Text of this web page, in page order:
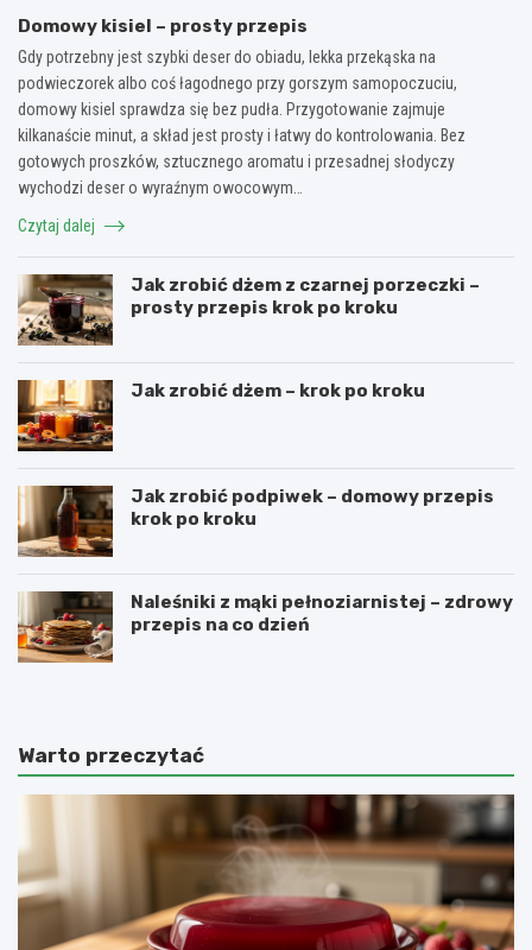
Domowy kisiel – prosty przepis
Gdy potrzebny jest szybki deser do obiadu, lekka przekąska na
podwieczorek albo coś łagodnego przy gorszym samopoczuciu,
domowy kisiel sprawdza się bez pudła. Przygotowanie zajmuje
kilkanaście minut, a skład jest prosty i łatwy do kontrolowania. Bez
gotowych proszków, sztucznego aromatu i przesadnej słodyczy
wychodzi deser o wyraźnym owocowym…
Czytaj dalej
Jak zrobić dżem z czarnej porzeczki –
prosty przepis krok po kroku
Jak zrobić dżem – krok po kroku
Jak zrobić podpiwek – domowy przepis
krok po kroku
Naleśniki z mąki pełnoziarnistej – zdrowy
przepis na co dzień
Warto przeczytać